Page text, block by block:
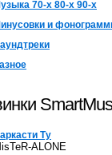
70-х 80-х 90-х
и
Ту
ALONE